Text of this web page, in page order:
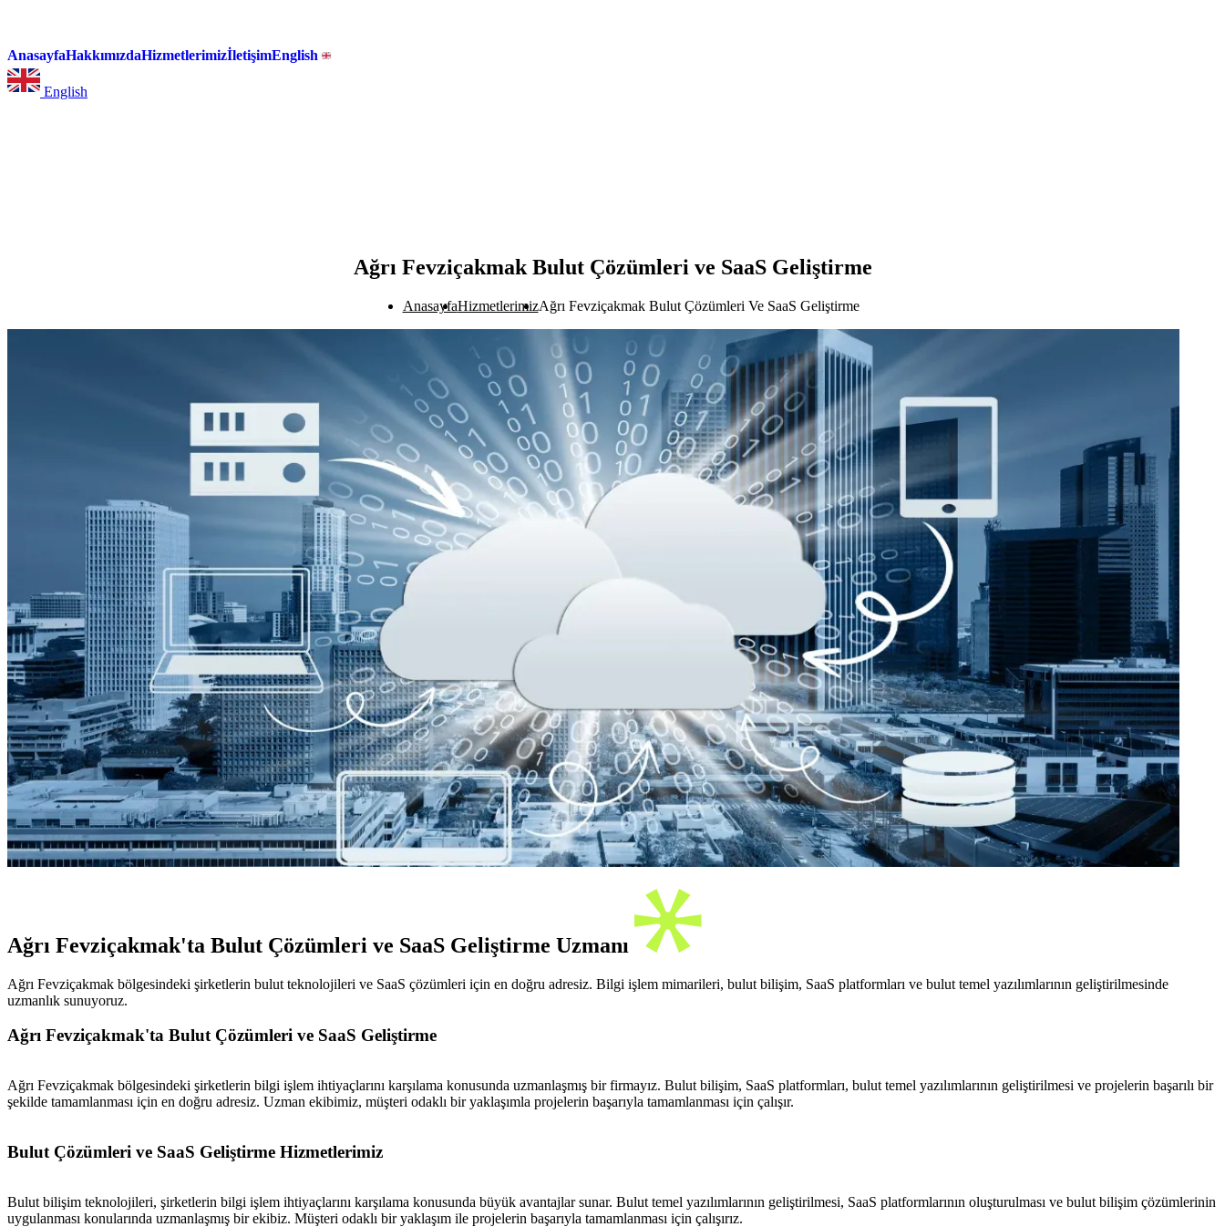
AnasayfaHakkımızdaHizmetlerimizİletişimEnglish
English
Ağrı Fevziçakmak Bulut Çözümleri ve SaaS Geliştirme
AnasayfaHizmetlerimizAğrı Fevziçakmak Bulut Çözümleri Ve SaaS Geliştirme
Ağrı Fevziçakmak'ta Bulut Çözümleri ve SaaS Geliştirme Uzmanı
Ağrı Fevziçakmak bölgesindeki şirketlerin bulut teknolojileri ve SaaS çözümleri için en doğru adresiz. Bilgi işlem mimarileri, bulut bilişim, SaaS platformları ve bulut temel yazılımlarının geliştirilmesinde
uzmanlık sunuyoruz.
Ağrı Fevziçakmak'ta Bulut Çözümleri ve SaaS Geliştirme
Ağrı Fevziçakmak bölgesindeki şirketlerin bilgi işlem ihtiyaçlarını karşılama konusunda uzmanlaşmış bir firmayız. Bulut bilişim, SaaS platformları, bulut temel yazılımlarının geliştirilmesi ve projelerin başarılı bir
şekilde tamamlanması için en doğru adresiz. Uzman ekibimiz, müşteri odaklı bir yaklaşımla projelerin başarıyla tamamlanması için çalışır.
Bulut Çözümleri ve SaaS Geliştirme Hizmetlerimiz
Bulut bilişim teknolojileri, şirketlerin bilgi işlem ihtiyaçlarını karşılama konusunda büyük avantajlar sunar. Bulut temel yazılımlarının geliştirilmesi, SaaS platformlarının oluşturulması ve bulut bilişim çözümlerinin
uygulanması konularında uzmanlaşmış bir ekibiz. Müşteri odaklı bir yaklaşım ile projelerin başarıyla tamamlanması için çalışırız.